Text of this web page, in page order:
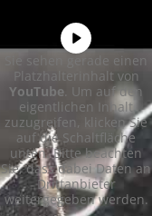
Sie sehen gerade einen
Platzhalterinhalt von
YouTube. Um auf den
eigentlichen Inhalt
zuzugreifen, klicken Sie
auf die Schaltfläche
unten. Bitte beachten
Sie, dass dabei Daten an
Drittanbieter
weitergegeben werden.